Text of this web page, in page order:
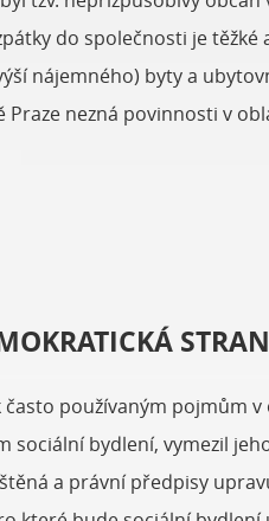
do společnosti je
nájemného) byty a
nezná povinnosti v
používaným pojmům
sociální bydlení, vymezil
a právní předpisy